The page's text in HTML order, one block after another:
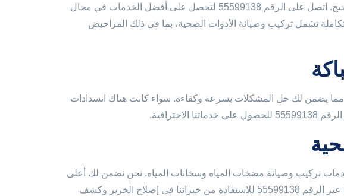
إذا كنت تبحث عن سباك في الكويت، فإنك في المكان الصحيح. اتصل على الرقم 55599138 لتحصل على أفضل الخدمات في مجال
تشمل تركيب وصيانة الأدوات الصحية، بما في ذلك المراحيض
مما يضمن لك حل المشكلات بسرعة وكفاءة. سواء كانت هناك انسدادات
تركيب وصيانة مضخات المياه وسخانات المياه. نحن نضمن لك أعلى
معايير الجودة في كل الأعمال التي نقوم بها. أعد الاتصال بنا عبر الرقم 55599138 للاستفادة من خبراتنا في إصلاح الخرير وكشف